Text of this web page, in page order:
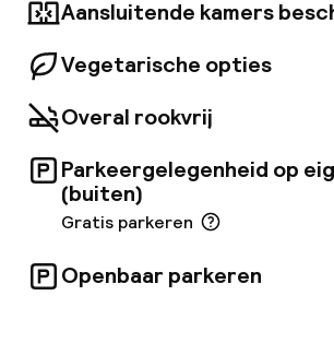
Aansluitende kamers
Vegetarische opties
Overal rookvrij
Parkeergelegenheid op
(buiten)
Gratis parkeren
Openbaar parkeren